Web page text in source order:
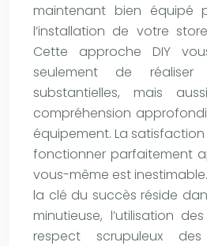
maintenant bien équipé
l’installation de votre
Cette approche DIY
seulement de réaliser
substantielles, mais
compréhension
équipement. La
fonctionner parfaitement
vous-même est
la clé du succès réside
minutieuse, l’utilisation
respect scrupuleux